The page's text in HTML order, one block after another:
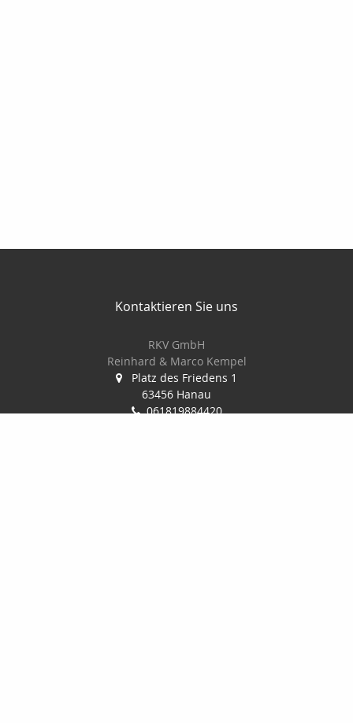
Kontaktieren Sie uns
RKV GmbH
Reinhard & Marco Kempel
Platz des Friedens 1
63456 Hanau
061819884420